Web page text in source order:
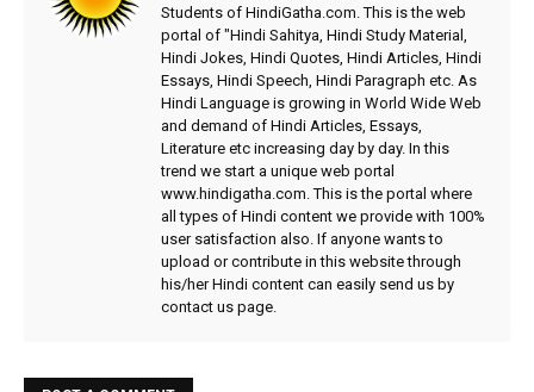
Students of HindiGatha.com. This is the web
portal of "Hindi Sahitya, Hindi Study Material,
Hindi Jokes, Hindi Quotes, Hindi Articles, Hindi
Essays, Hindi Speech, Hindi Paragraph etc. As
Hindi Language is growing in World Wide Web
and demand of Hindi Articles, Essays,
Literature etc increasing day by day. In this
trend we start a unique web portal
www.hindigatha.com. This is the portal where
all types of Hindi content we provide with 100%
user satisfaction also. If anyone wants to
upload or contribute in this website through
his/her Hindi content can easily send us by
contact us page.